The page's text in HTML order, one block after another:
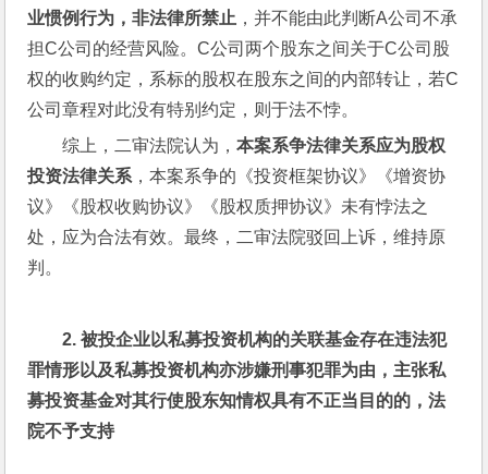
业惯例行为，非法律所禁止 ，并不能由此判断A公司不承
担C公司的经营风险。C公司两个股东之间关于C公司股
权的收购约定，系标的股权在股东之间的内部转让，若C
公司章程对此没有特别约定，则于法不悖。
综上，二审法院认为，本案系争法律关系应为股权
投资法律关系 ，本案系争的《投资框架协议》《增资协
议》《股权收购协议》《股权质押协议》未有悖法之
处，应为合法有效。最终，二审法院驳回上诉，维持原
判。
2. 被投企业以私募投资机构的关联基金存在违法犯
罪情形以及私募投资机构亦涉嫌刑事犯罪为由，主张私
募投资基金对其行使股东知情权具有不正当目的的，法
院不予支持